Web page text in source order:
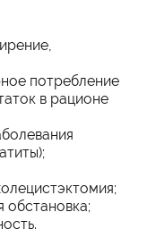
потребление
в рационе
обстановка;